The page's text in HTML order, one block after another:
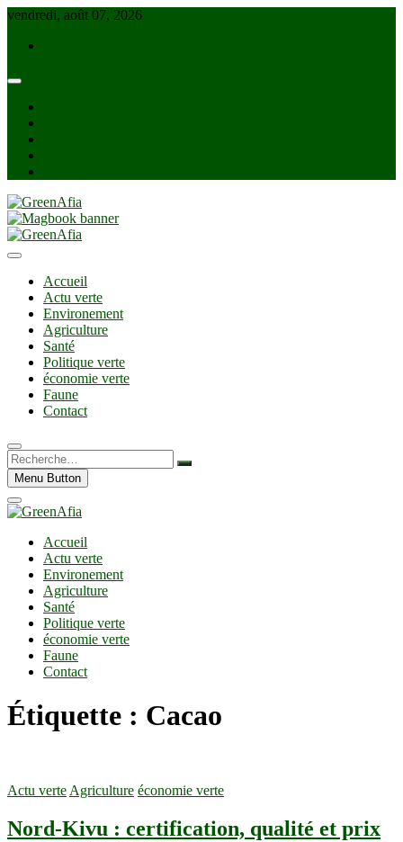
Skip
content
vendredi, août 07, 2026
GreenAfia
Accueil
Actu verte
Environement
Agriculture
Santé
Politique verte
économie verte
Faune
Contact
Recherche…
Menu Button
Accueil
Actu verte
Environement
Agriculture
Santé
Politique verte
économie verte
Faune
Contact
Étiquette : Cacao
Actu verte Agriculture économie verte
Nord-Kivu : certification, qualité et prix